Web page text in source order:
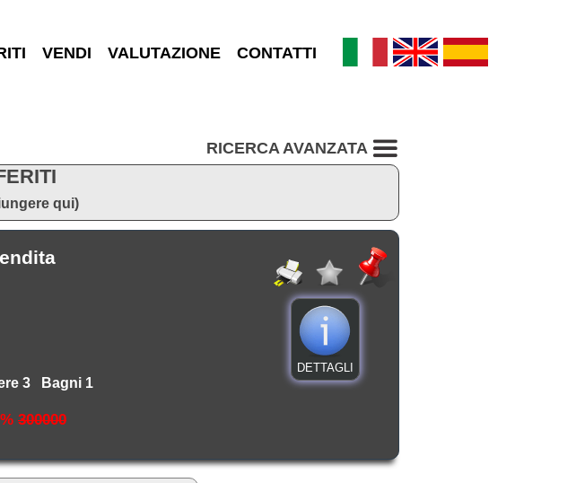
VENDI VALUTAZIONE CONTATTI
RICERCA AVANZATA
qui)
3 Bagni 1
300000
DETTAGLI